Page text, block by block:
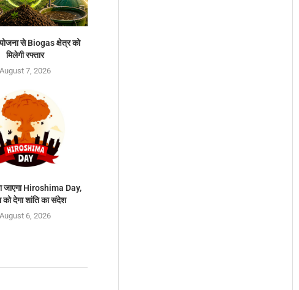
योजना से Biogas क्षेत्र को
मिलेगी रफ्तार
August 7, 2026
जाएगा Hiroshima Day,
को देगा शांति का संदेश
August 6, 2026